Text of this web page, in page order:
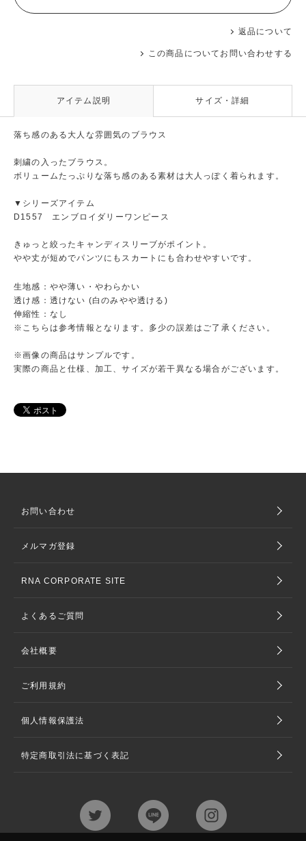
返品について
この商品についてお問い合わせする
アイテム説明 サイズ・詳細
落ち感のある大人な雰囲気のブラウス
刺繍の入ったブラウス。
ボリュームたっぷりな落ち感のある素材は大人っぽく着られます。
▼シリーズアイテム
D1557 エンブロイダリーワンピース
きゅっと絞ったキャンディスリーブがポイント。
やや丈が短めでパンツにもスカートにも合わせやすいです。
生地感：やや薄い・やわらかい
透け感：透けない (白のみやや透ける)
伸縮性：なし
※こちらは参考情報となります。多少の誤差はご了承ください。
※画像の商品はサンプルです。
実際の商品と仕様、加工、サイズが若干異なる場合がございます。
お問い合わせ
メルマガ登録
RNA CORPORATE SITE
よくあるご質問
会社概要
ご利用規約
個人情報保護法
特定商取引法に基づく表記